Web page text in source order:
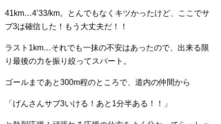
41km…4’33/km。とんでもなくキツかったけど、ここでサ
ブ3は確信した！もう大丈夫だ！！
ラスト1km…それでも一抹の不安はあったので、出来る限
り最後の力を振り絞ってスパート。
ゴールまであと300m程のところで、道内の仲間から
「げんさんサブ3いける！あと1分半ある！！」